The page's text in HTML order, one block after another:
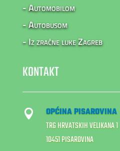
- Automobilom
- Autobusom
- Iz zračne luke Zagreb
KONTAKT

OPĆINA PISAROVINA
TRG HRVATSKIH VELIKANA 1
10451 PISAROVINA